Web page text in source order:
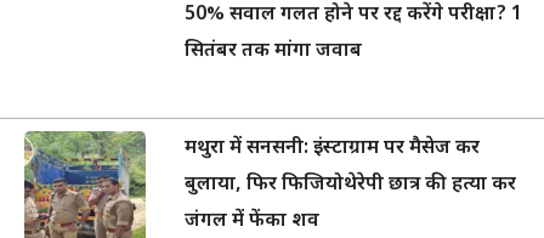
50% सवाल गलत होने पर रद्द करेंगे परीक्षा? 1
सितंबर तक मांगा जवाब
मथुरा में सनसनी: इंस्टाग्राम पर मैसेज कर
बुलाया, फिर फिजियोथेरेपी छात्र की हत्या कर
जंगल में फेंका शव